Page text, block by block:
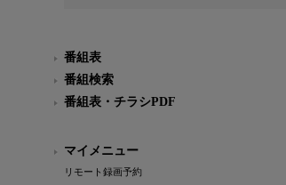
番組表
番組検索
番組表・チラシPDF
マイメニュー
リモート録画予約